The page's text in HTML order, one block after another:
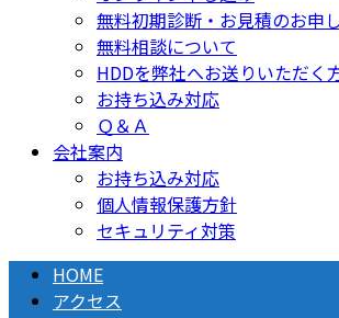
無料初期診断・お見積のお申
無料相談について
HDDを弊社へお送りいただく
お持ち込み対応
Ｑ＆Ａ
会社案内
お持ち込み対応
個人情報保護方針
セキュリティ対策
HOME
アクセス